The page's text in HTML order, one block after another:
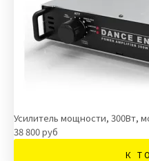
Усилитель мощности, 300Вт,
38 800 руб
К